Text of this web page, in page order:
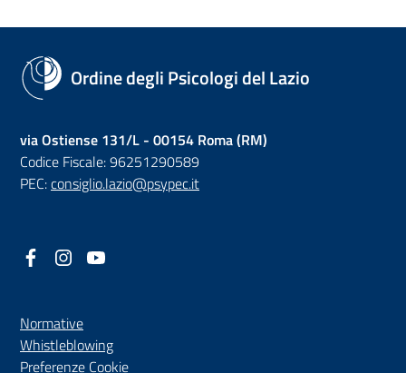
Ordine degli Psicologi del Lazio
via Ostiense 131/L - 00154 Roma (RM)
Codice Fiscale: 96251290589
PEC:consiglio.lazio@psypec.it
Facebook
(nuova scheda - new tab)
Instagram
(nuova scheda - new tab)
Normative
Whistleblowing(nuova scheda - new tab)
Preferenze Cookie